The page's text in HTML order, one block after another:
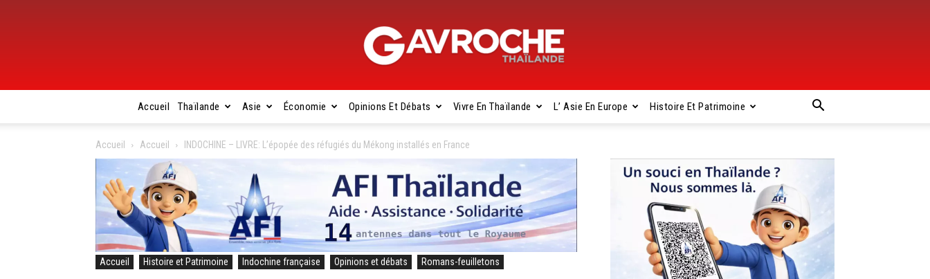
Gavroche
Thaïlande
Accueil Thaïlande Asie Économie Opinions Et Débats Vivre En Thaïlande L’ Asie En Europe Histoire Et Patrimoine
Accueil Accueil INDOCHINE – LIVRE: L’épopée des réfugiés du Mékong installés en France
Accueil Histoire et Patrimoine Indochine française Opinions et débats Romans-feuilletons